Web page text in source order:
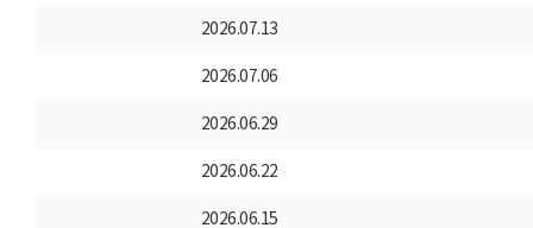
2026.07.13
2026.07.06
2026.06.29
2026.06.22
2026.06.15